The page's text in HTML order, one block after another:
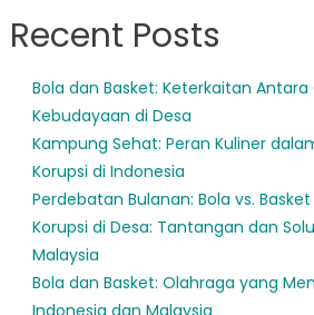
Recent Posts
Bola dan Basket: Keterkaitan
Kebudayaan di Desa
Kampung Sehat: Peran Kuliner
Korupsi di Indonesia
Perdebatan Bulanan: Bola vs.
Korupsi di Desa: Tantangan dan
Malaysia
Bola dan Basket: Olahraga yang
Indonesia dan Malaysia